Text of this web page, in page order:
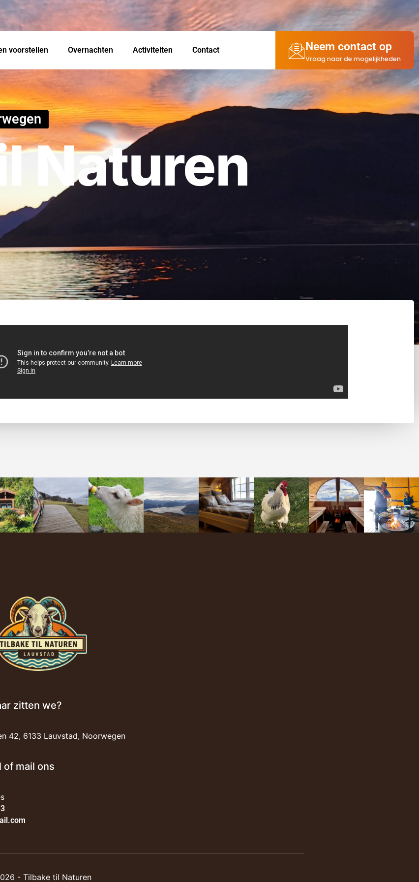
voorstellen Overnachten Activiteiten Contact Neem contact op
Vraag naar de mogelijkheden
Naturen
zitten we?
42, 6133 Lauvstad, Noorwegen
of mail ons
- Tilbake til Naturen